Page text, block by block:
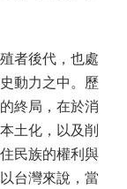
者後代，也處
動力之中。歷
終局，在於消
土化，以及削
民族的權利與
台灣來說，當